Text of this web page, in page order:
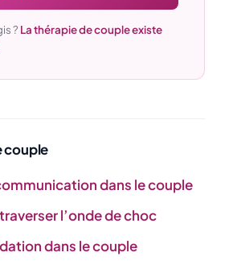
? La thérapie de couple existe
couple
dans le couple
l’onde de choc
dans le couple